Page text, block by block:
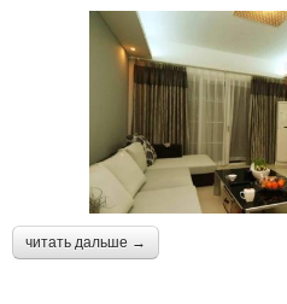
читать дальше →